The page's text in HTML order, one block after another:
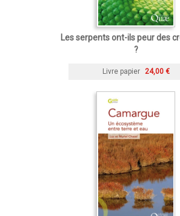
Les serpents ont-ils peur des
?
Livre papier 24,00 €